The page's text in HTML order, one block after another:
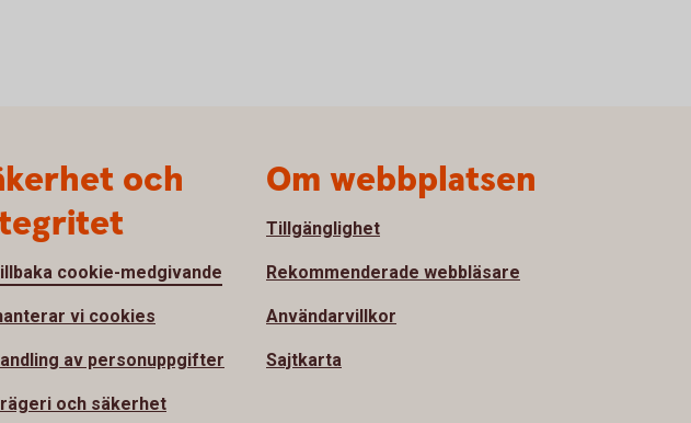
och
cookie-medgivande
vi cookies
av personuppgifter
och säkerhet
Om webbplatsen
Tillgänglighet
Rekommenderade webbläsare
Användarvillkor
Sajtkarta